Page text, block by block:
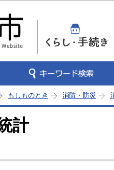
もしものとき 消防・防災
計